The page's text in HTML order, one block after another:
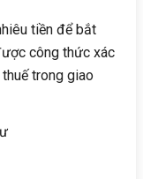
tiền để bắt
công thức xác
trong giao